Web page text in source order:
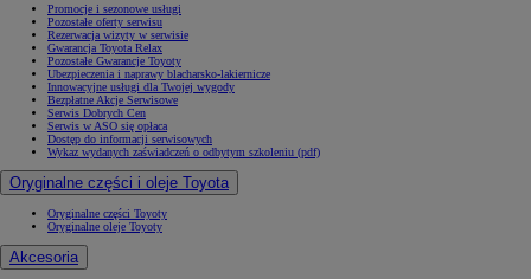
Promocje i sezonowe usługi
Pozostałe oferty serwisu
Rezerwacja wizyty w serwisie
Gwarancja Toyota Relax
Pozostałe Gwarancje Toyoty
Ubezpieczenia i naprawy blacharsko-lakiernicze
Innowacyjne usługi dla Twojej wygody
Bezpłatne Akcje Serwisowe
Serwis Dobrych Cen
Serwis w ASO się opłaca
Dostęp do informacji serwisowych
Wykaz wydanych zaświadczeń o odbytym szkoleniu (pdf)
Oryginalne części i oleje Toyota
Oryginalne części Toyoty
Oryginalne oleje Toyoty
Akcesoria